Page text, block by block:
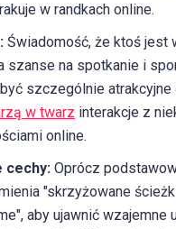
w randkach online.
Świadomość, że ktoś jest
szanse na spotkanie i
szczególnie atrakcyjne
w twarz interakcje z
online.
cechy: Oprócz
"skrzyżowane
aby ujawnić wzajemne